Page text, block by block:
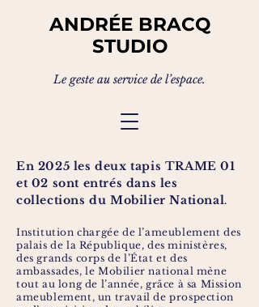
ANDRÉE BRACQ
STUDIO
Le geste au service de l’espace.
En 2025 les deux tapis TRAME 01
et 02 sont entrés dans les
collections du Mobilier National.
Institution chargée de l’ameublement des
palais de la République, des ministères,
des grands corps de l’État et des
ambassades, le Mobilier national mène
tout au long de l’année, grâce à sa Mission
ameublement, un travail de prospection